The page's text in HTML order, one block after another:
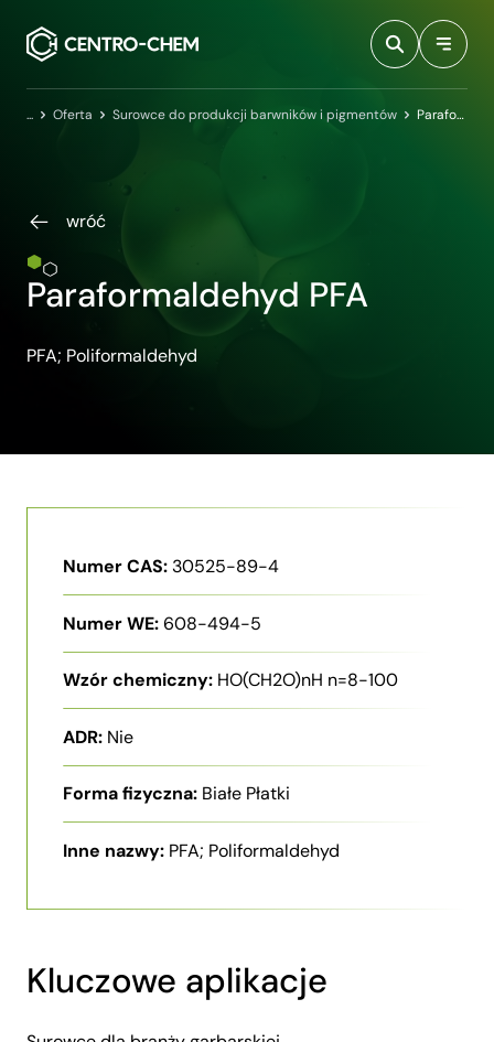
Centro-Chem
Oferta Surowce do produkcji barwników i pigmentów Paraformaldehyd PFA
wróć
Paraformaldehyd PFA
PFA; Poliformaldehyd
Numer CAS: 30525-89-4
Numer WE:608-494-5
Wzór chemiczny: HO(CH2O)nH n=8-100
ADR: Nie
Forma fizyczna: Białe Płatki
Inne nazwy: PFA; Poliformaldehyd
Kluczowe aplikacje